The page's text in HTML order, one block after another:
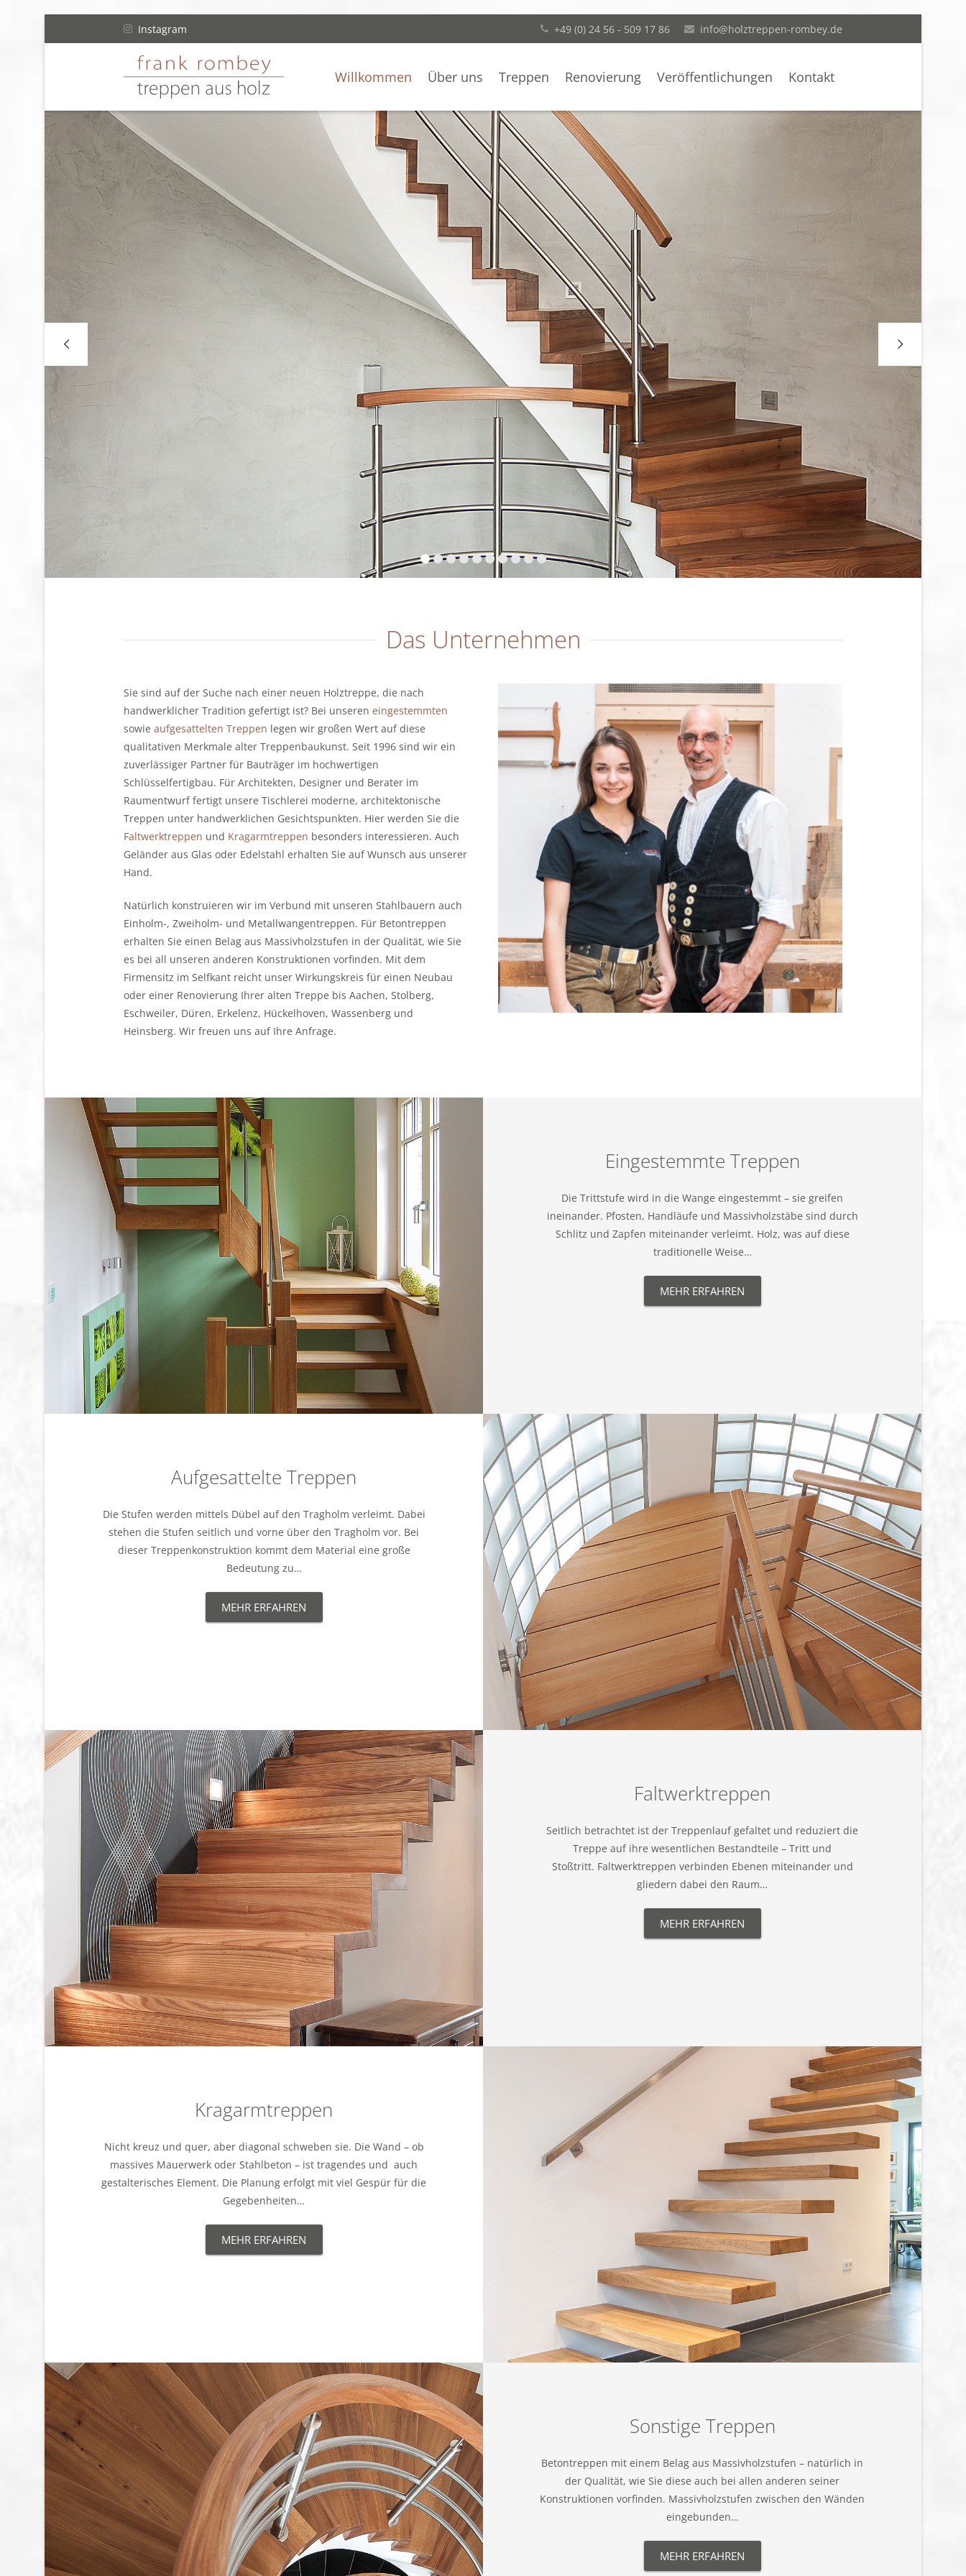
Instagram +49 (0) 24 56 - 509 17 86 info@holztreppen-rombey.de
Willkommen Über uns Treppen Renovierung Veröffentlichungen Kontakt
Das Unternehmen
Sie sind auf der Suche nach einer neuen Holztreppe, die nach
handwerklicher Tradition gefertigt ist? Bei unseren eingestemmten
sowie aufgesattelten Treppen legen wir großen Wert auf diese
qualitativen Merkmale alter Treppenbaukunst. Seit 1996 sind wir ein
zuverlässiger Partner für Bauträger im hochwertigen
Schlüsselfertigbau. Für Architekten, Designer und Berater im
Raumentwurf fertigt unsere Tischlerei moderne, architektonische
Treppen unter handwerklichen Gesichtspunkten. Hier werden Sie die
Faltwerktreppen und Kragarmtreppen besonders interessieren. Auch
Geländer aus Glas oder Edelstahl erhalten Sie auf Wunsch aus unserer
Hand.
Natürlich konstruieren wir im Verbund mit unseren Stahlbauern auch
Einholm-, Zweiholm- und Metallwangentreppen. Für Betontreppen
erhalten Sie einen Belag aus Massivholzstufen in der Qualität, wie Sie
es bei all unseren anderen Konstruktionen vorfinden. Mit dem
Firmensitz im Selfkant reicht unser Wirkungskreis für einen Neubau
oder einer Renovierung Ihrer alten Treppe bis Aachen, Stolberg,
Eschweiler, Düren, Erkelenz, Hückelhoven, Wassenberg und
Heinsberg. Wir freuen uns auf Ihre Anfrage.
Eingestemmte Treppen
Die Trittstufe wird in die Wange eingestemmt – sie greifen
ineinander. Pfosten, Handläufe und Massivholzstäbe sind durch
Schlitz und Zapfen miteinander verleimt. Holz, was auf diese
traditionelle Weise…
MEHR ERFAHREN
Aufgesattelte Treppen
Die Stufen werden mittels Dübel auf den Tragholm verleimt. Dabei
stehen die Stufen seitlich und vorne über den Tragholm vor. Bei
dieser Treppenkonstruktion kommt dem Material eine große
Bedeutung zu…
MEHR ERFAHREN
Faltwerktreppen
Seitlich betrachtet ist der Treppenlauf gefaltet und reduziert die
Treppe auf ihre wesentlichen Bestandteile – Tritt und
Stoßtritt. Faltwerktreppen verbinden Ebenen miteinander und
gliedern dabei den Raum…
MEHR ERFAHREN
Kragarmtreppen
Nicht kreuz und quer, aber diagonal schweben sie. Die Wand – ob
massives Mauerwerk oder Stahlbeton – ist tragendes und auch
gestalterisches Element. Die Planung erfolgt mit viel Gespür für die
Gegebenheiten…
MEHR ERFAHREN
Sonstige Treppen
Betontreppen mit einem Belag aus Massivholzstufen – natürlich in
der Qualität, wie Sie diese auch bei allen anderen seiner
Konstruktionen vorfinden. Massivholzstufen zwischen den Wänden
eingebunden…
MEHR ERFAHREN